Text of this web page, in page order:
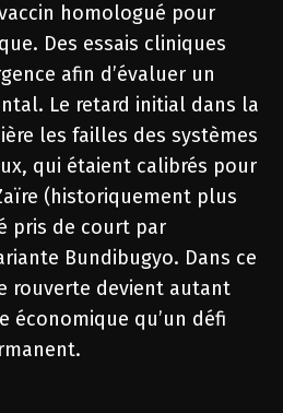
homologué pour
Des essais cliniques
afin d’évaluer un
Le retard initial dans la
les failles des systèmes
qui étaient calibrés pour
(historiquement plus
pris de court par
Bundibugyo. Dans ce
rouverte devient autant
économique qu’un défi